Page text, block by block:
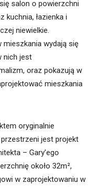
salon o powierzchni
kuchnia, łazienka i
niewielkie.
wydają się
nich jest
oraz pokazują w
mieszkania
oryginalnie
jest projekt
– Gary’ego
około 32m²,
w zaprojektowaniu w